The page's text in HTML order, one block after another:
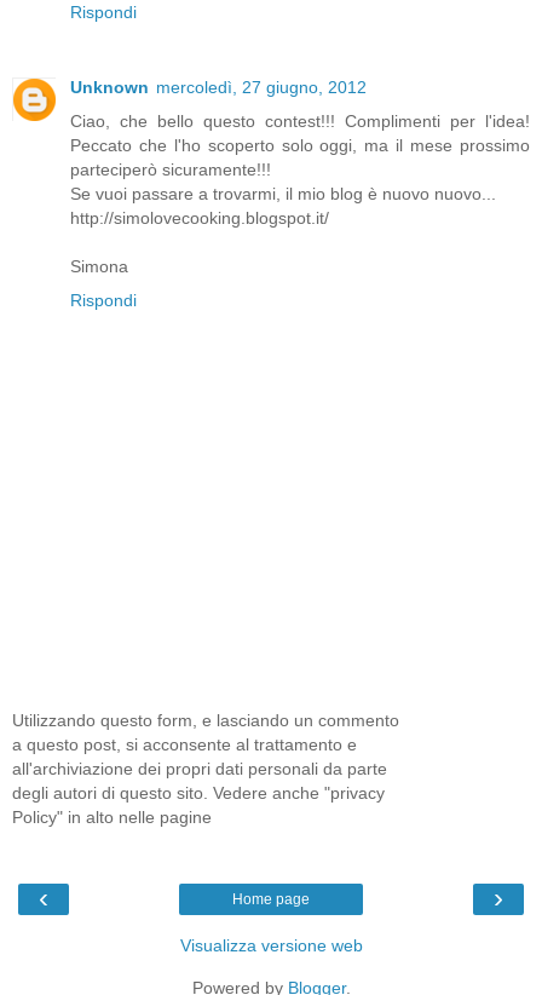
Rispondi
Unknown mercoledì, 27 giugno, 2012
Ciao, che bello questo contest!!! Complimenti per l'idea!
Peccato che l'ho scoperto solo oggi, ma il mese prossimo
parteciperò sicuramente!!!
Se vuoi passare a trovarmi, il mio blog è nuovo nuovo...
http://simolovecooking.blogspot.it/
Simona
Rispondi
Utilizzando questo form, e lasciando un commento
a questo post, si acconsente al trattamento e
all'archiviazione dei propri dati personali da parte
degli autori di questo sito. Vedere anche "privacy
Policy" in alto nelle pagine
‹ ›
Home page
Visualizza versione web
Powered by Blogger.